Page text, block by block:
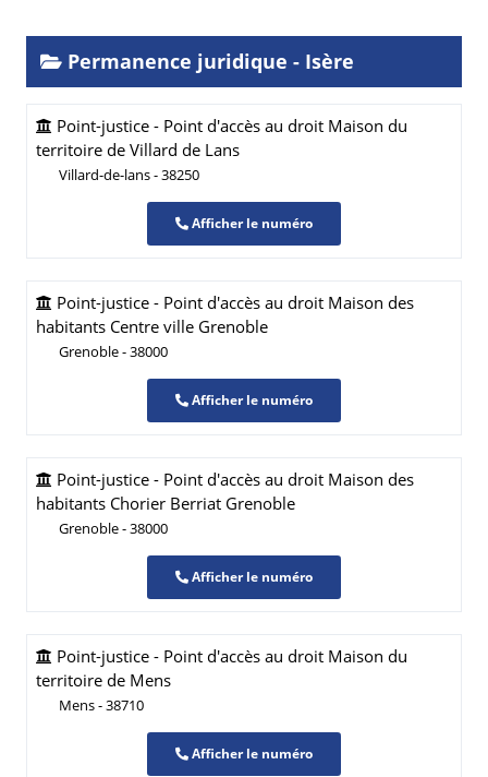
Permanence juridique - Isère
Point-justice - Point d'accès au droit Maison du
territoire de Villard de Lans
Villard-de-lans - 38250
Afficher le numéro
Point-justice - Point d'accès au droit Maison des
habitants Centre ville Grenoble
Grenoble - 38000
Afficher le numéro
Point-justice - Point d'accès au droit Maison des
habitants Chorier Berriat Grenoble
Grenoble - 38000
Afficher le numéro
Point-justice - Point d'accès au droit Maison du
territoire de Mens
Mens - 38710
Afficher le numéro